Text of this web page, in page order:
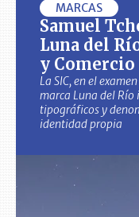
MARCAS
Samuel
Luna del
y Comercio
La SIC, en el
marca Luna del
tipográficos y
identidad propia